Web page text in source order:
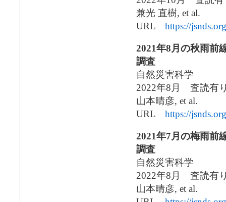
兼光 直樹, et al.
URL https://
2021年8月の秋雨前
調査
自然災害科学
2022年8月 査読有
山本晴彦, et al.
URL https://
2021年7月の梅雨前
調査
自然災害科学
2022年8月 査読
山本晴彦, et al.